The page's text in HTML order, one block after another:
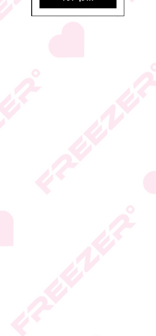
* ייתכנו שינויים בסימון
הכשרות על פי החלטת
היצרן או גוף הכשרות;
המידע המעודכן מופיע על
* טעות סופר בתיאור המוצר
החברה
* ט.ל.ח.